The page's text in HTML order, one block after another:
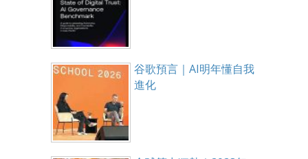
谷歌預言｜AI明年懂自我
進化